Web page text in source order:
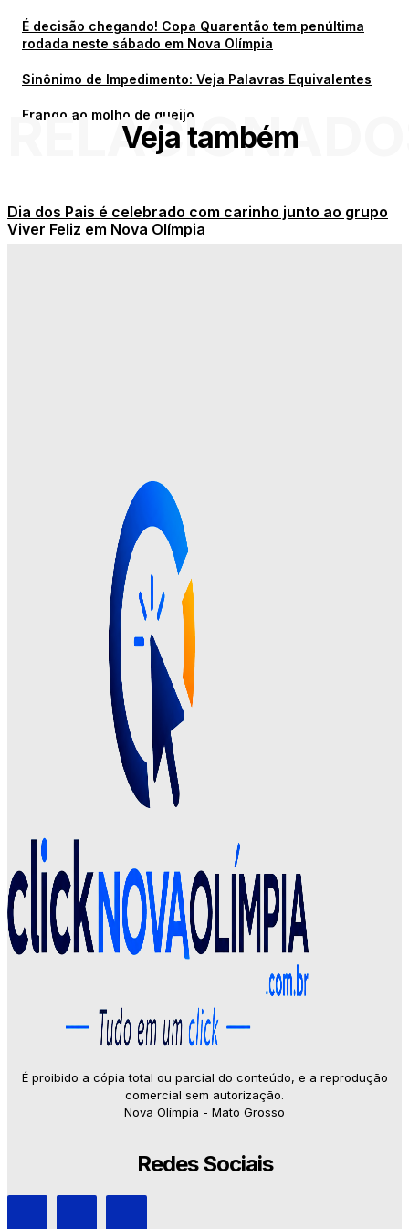
É decisão chegando! Copa Quarentão tem penúltima
rodada neste sábado em Nova Olímpia
Sinônimo de Impedimento: Veja Palavras Equivalentes
Frango ao molho de queijo
Veja também
Dia dos Pais é celebrado com carinho junto ao grupo
Viver Feliz em Nova Olímpia
É proibido a cópia total ou parcial do conteúdo, e a reprodução
comercial sem autorização.
Nova Olímpia - Mato Grosso
Redes Sociais